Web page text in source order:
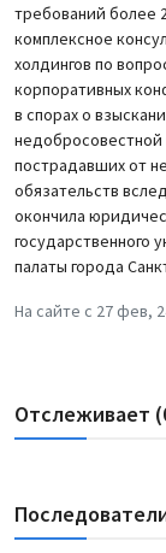
требований более
комплексное
холдингов по
корпоративных
в спорах о
пострадавших от
обязательств
окончила
государственного
палаты города
На сайте с 27 фев,
Отслеживает